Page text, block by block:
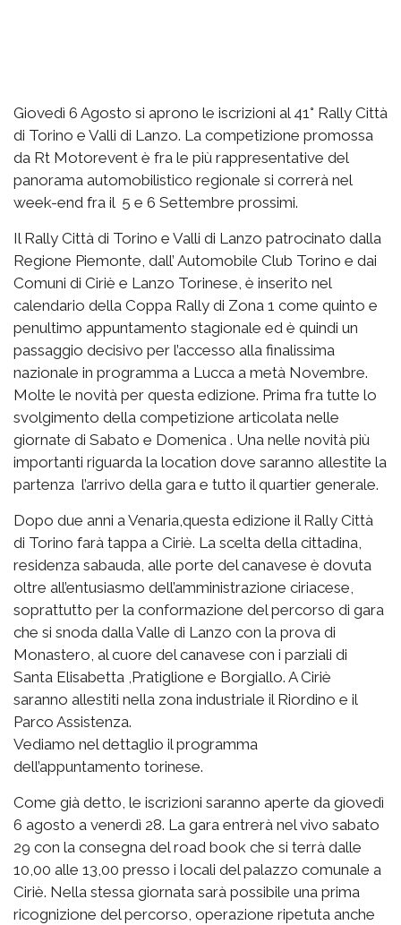
Giovedì 6 Agosto si aprono le iscrizioni al 41° Rally Città
di Torino e Valli di Lanzo. La competizione promossa
da Rt Motorevent è fra le più rappresentative del
panorama automobilistico regionale si correrà nel
week-end fra il 5 e 6 Settembre prossimi.
Il Rally Città di Torino e Valli di Lanzo patrocinato dalla
Regione Piemonte, dall’ Automobile Club Torino e dai
Comuni di Ciriè e Lanzo Torinese, è inserito nel
calendario della Coppa Rally di Zona 1 come quinto e
penultimo appuntamento stagionale ed è quindi un
passaggio decisivo per l’accesso alla finalissima
nazionale in programma a Lucca a metà Novembre.
Molte le novità per questa edizione. Prima fra tutte lo
svolgimento della competizione articolata nelle
giornate di Sabato e Domenica . Una nelle novità più
importanti riguarda la location dove saranno allestite la
partenza l’arrivo della gara e tutto il quartier generale.
Dopo due anni a Venaria,questa edizione il Rally Città
di Torino farà tappa a Ciriè. La scelta della cittadina,
residenza sabauda, alle porte del canavese è dovuta
oltre all’entusiasmo dell’amministrazione ciriacese,
soprattutto per la conformazione del percorso di gara
che si snoda dalla Valle di Lanzo con la prova di
Monastero, al cuore del canavese con i parziali di
Santa Elisabetta ,Pratiglione e Borgiallo. A Ciriè
saranno allestiti nella zona industriale il Riordino e il
Parco Assistenza.
Vediamo nel dettaglio il programma
dell’appuntamento torinese.
Come già detto, le iscrizioni saranno aperte da giovedì
6 agosto a venerdì 28. La gara entrerà nel vivo sabato
29 con la consegna del road book che si terrà dalle
10,00 alle 13,00 presso i locali del palazzo comunale a
Ciriè. Nella stessa giornata sarà possibile una prima
ricognizione del percorso, operazione ripetuta anche